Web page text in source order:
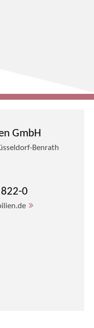
GmbH
Benrath
0